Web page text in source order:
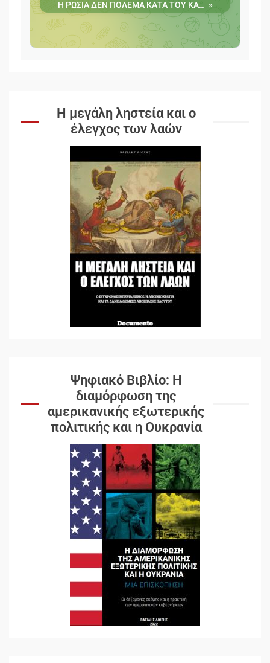
Η μεγάλη ληστεία και ο
έλεγχος των λαών
Ψηφιακό Βιβλίο: Η
διαμόρφωση της
αμερικανικής εξωτερικής
πολιτικής και η Ουκρανία